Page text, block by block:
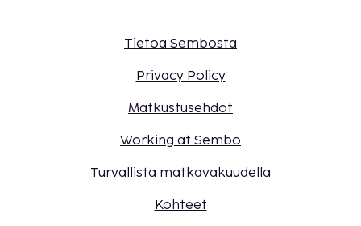
Tietoa Sembosta
Privacy Policy
Matkustusehdot
Working at Sembo
Turvallista matkavakuudella
Kohteet